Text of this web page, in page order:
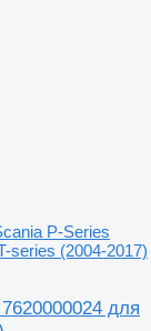
P-Series
series (2004-2017)
для